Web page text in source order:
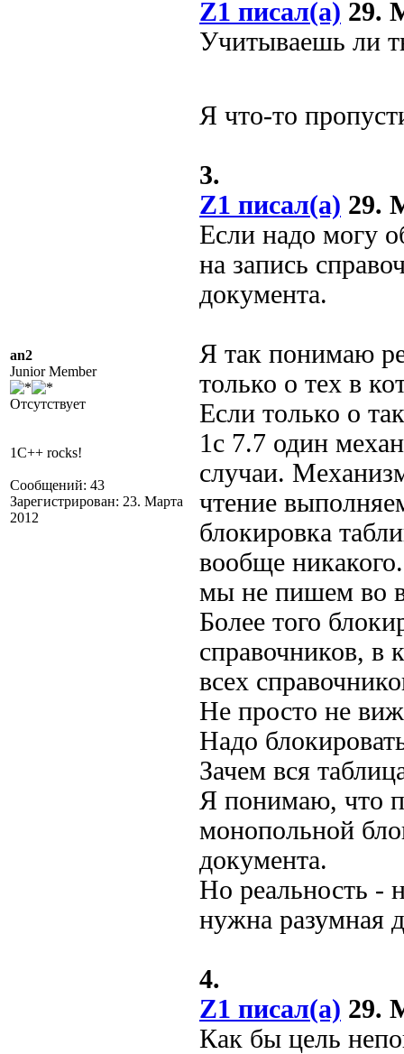
an2
Junior Member
Отсутствует
1C++ rocks!
Сообщений: 43
Зарегистрирован: 23. Марта
2012
Z1 писал(а) 29.
Учитываешь ли
Я что-то
3.
Z1 писал(а) 29.
Если надо могу
на запись
документа.
Я так понимаю
только о тех в
Если только о
1с 7.7 один
случаи.
чтение
блокировка
вообще
мы не пишем во
Более того
справочников, в
всех
Не просто не
Надо
Зачем вся
Я понимаю, что
монопольной
документа.
Но реальность -
нужна разумная
4.
Z1 писал(а) 29.
Как бы цель